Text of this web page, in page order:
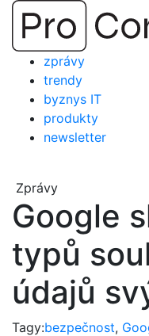
Přejít
obsah
zprávy
trendy
byznys IT
produkty
newsletter
Zprávy
Google
typů
údajů
Tagy:bezpečnost,